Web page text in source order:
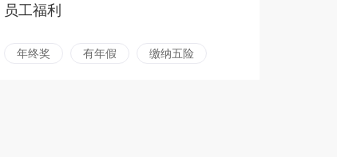
员工福利
年终奖 有年假 缴纳五险